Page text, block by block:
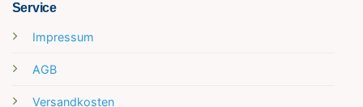
Service
Impressum
AGB
Versandkosten